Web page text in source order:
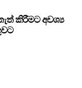
කිරීමට අවශ්‍ය